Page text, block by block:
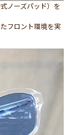
ノーズパッド）を
フロント環境を実